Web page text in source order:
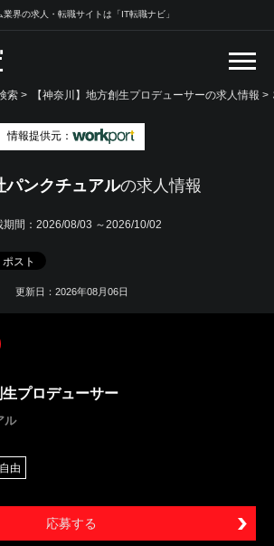
界の求人・転職サイトは「IT転職ナビ」
索 > 【神奈川】地方創生プロデューサーの求人情報 >
情報提供元：
パンクチュアルの求人情報
間： 2026/08/03 ～2026/10/02
更新日：2026年08月06日
生プロデューサー
ル
由
応募する